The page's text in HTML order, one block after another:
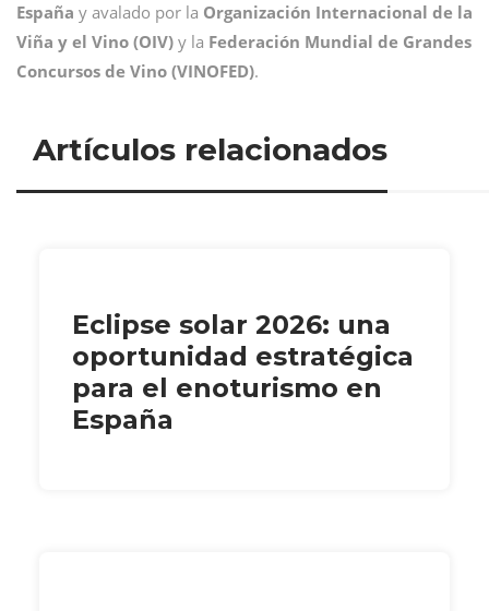
España y avalado por la Organización Internacional de la
Viña y el Vino (OIV) y la Federación Mundial de Grandes
Concursos de Vino (VINOFED).
Artículos relacionados
Eclipse solar 2026: una
oportunidad estratégica
para el enoturismo en
España